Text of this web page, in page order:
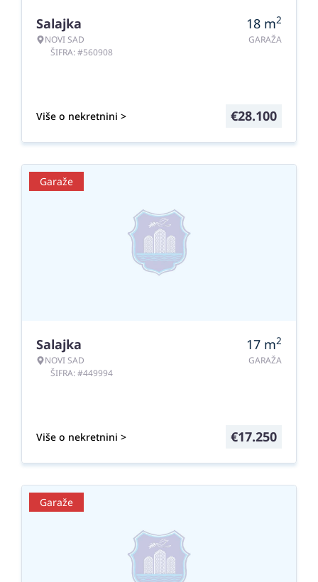
Salajka
NOVI SAD
ŠIFRA: #560908
18 m2
GARAŽA
Više o nekretnini > €28.100
Garaže
Salajka
NOVI SAD
ŠIFRA: #449994
17 m2
GARAŽA
Više o nekretnini > €17.250
Garaže